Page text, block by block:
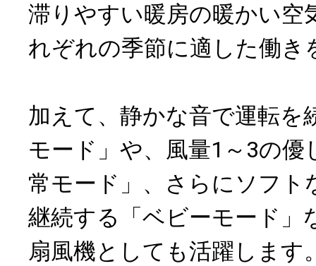
滞りやすい暖房の暖かい空
れぞれの季節に適した働き
加えて、静かな音で運転を
モード」や、風量1～3の優
常モード」、さらにソフト
継続する「ベビーモード」
扇風機としても活躍します